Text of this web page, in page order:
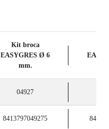
Kit broca
EASYGRES Ø 6
mm.
04927
8413797049275